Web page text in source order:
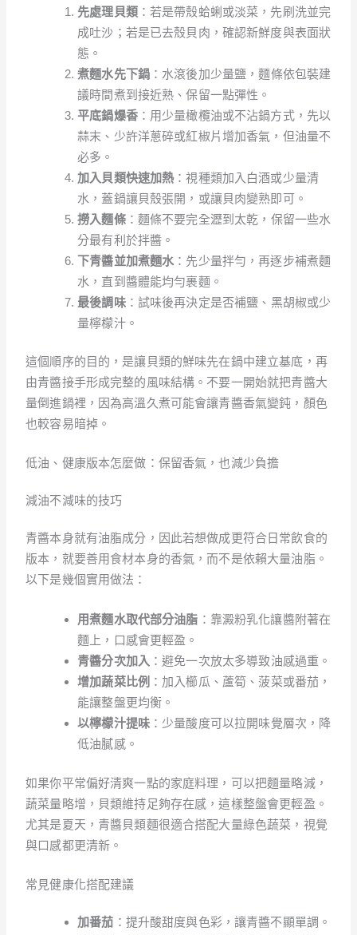
先處理貝類：若是帶殼蛤蜊或淡菜，先刷洗並完
成吐沙；若是已去殼貝肉，確認新鮮度與表面狀
態。
煮麵水先下鍋 ：水滾後加少量鹽，麵條依包裝建
議時間煮到接近熟、保留一點彈性。
平底鍋爆香：用少量橄欖油或不沾鍋方式，先以
蒜末、少許洋蔥碎或紅椒片增加香氣，但油量不
必多。
加入貝類快速加熱 ：視種類加入白酒或少量清
水，蓋鍋讓貝殼張開，或讓貝肉變熟即可。
撈入麵條：麵條不要完全瀝到太乾，保留一些水
分最有利於拌醬。
下青醬並加煮麵水 ：先少量拌勻，再逐步補煮麵
水，直到醬體能均勻裹麵。
最後調味：試味後再決定是否補鹽、黑胡椒或少
量檸檬汁。
這個順序的目的，是讓貝類的鮮味先在鍋中建立基底，再
由青醬接手形成完整的風味結構。不要一開始就把青醬大
量倒進鍋裡，因為高溫久煮可能會讓青醬香氣變鈍，顏色
也較容易暗掉。
低油、健康版本怎麼做：保留香氣，也減少負擔
減油不減味的技巧
青醬本身就有油脂成分，因此若想做成更符合日常飲食的
版本，就要善用食材本身的香氣，而不是依賴大量油脂。
以下是幾個實用做法：
用煮麵水取代部分油脂 ：靠澱粉乳化讓醬附著在
麵上，口感會更輕盈。
青醬分次加入 ：避免一次放太多導致油感過重。
增加蔬菜比例 ：加入櫛瓜、蘆筍、菠菜或番茄，
能讓整盤更均衡。
以檸檬汁提味 ：少量酸度可以拉開味覺層次，降
低油膩感。
如果你平常偏好清爽一點的家庭料理，可以把麵量略減，
蔬菜量略增，貝類維持足夠存在感，這樣整盤會更輕盈。
尤其是夏天，青醬貝類麵很適合搭配大量綠色蔬菜，視覺
與口感都更清新。
常見健康化搭配建議
加番茄 ：提升酸甜度與色彩，讓青醬不顯單調。